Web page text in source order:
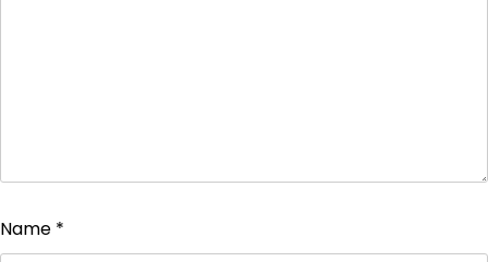
Name *